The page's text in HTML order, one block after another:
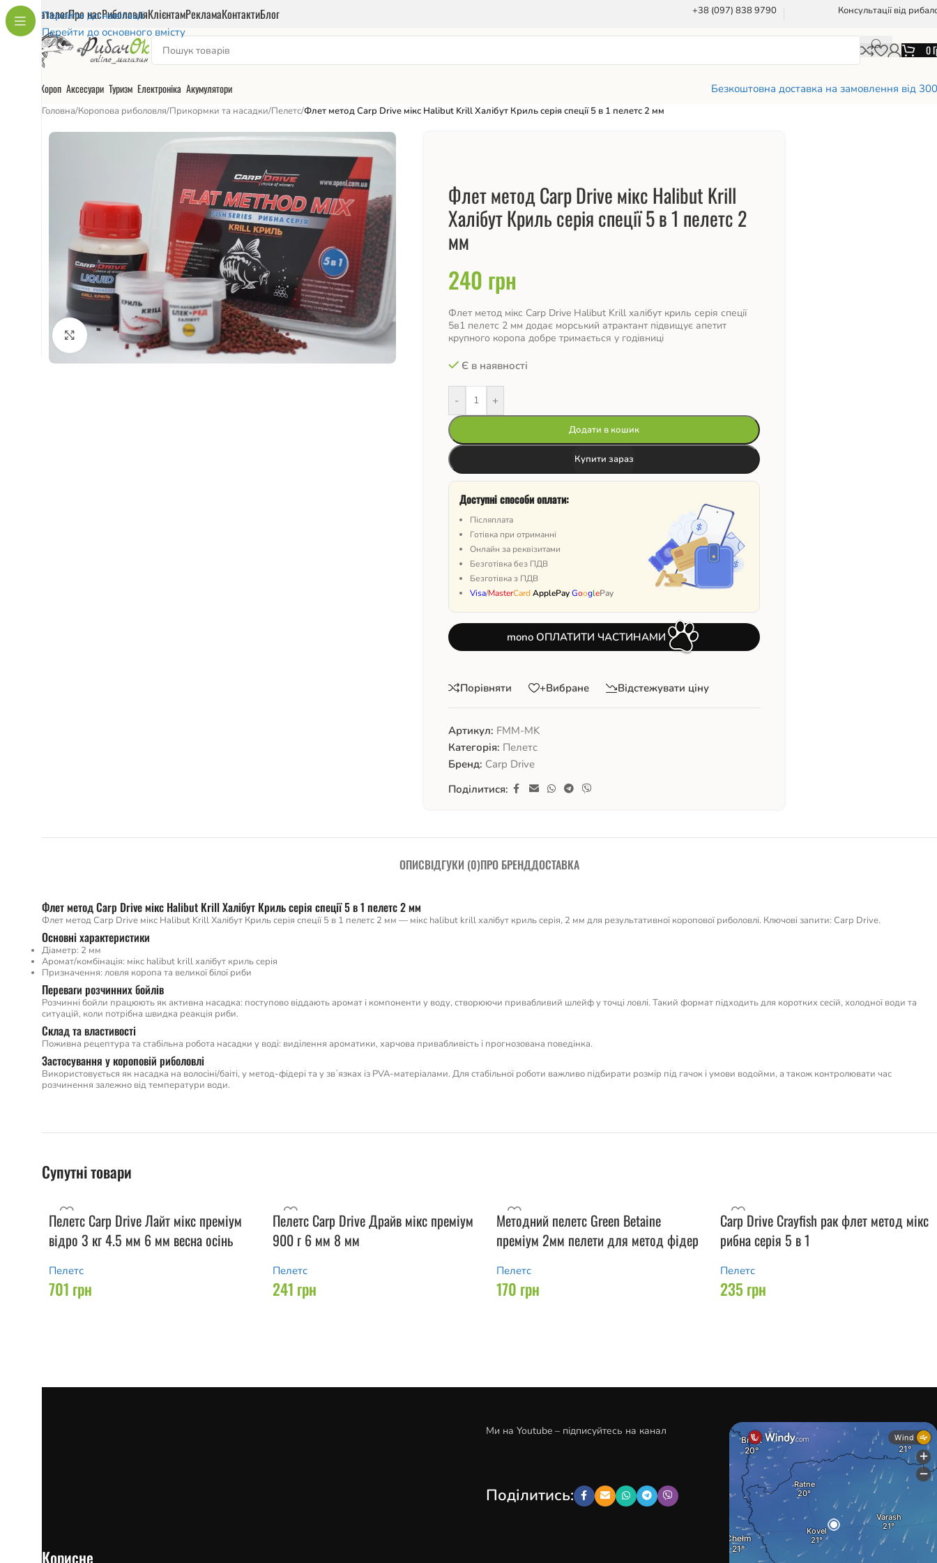
Перейти до навігації
Перейти до основного вмісту
КаталогПро насРиболовляКлієнтамРекламаКонтактиБлог +38 (097) 838 9790 Консультації від
0
Короп Аксесуари Туризм Електроніка Акумулятори Безкоштовна доставка на замовлення від
Головна/Коропова риболовля/Прикормки та насадки/Пелетс/Флет метод Carp Drive мікс Halibut Krill Халібут Криль серія спеції 5 в 1 пелетс 2 мм
Натисніть, щоб збільшити
Флет метод Carp Drive мікс Halibut Krill
Халібут Криль серія спеції 5 в 1 пелетс 2
мм
240 грн
Флет метод мікс Carp Drive Halibut Krill халібут криль серія спеції
5в1 пелетс 2 мм додає морський атрактант підвищує апетит
крупного коропа добре тримається у годівниці
Є в наявності
- +
Додати в кошик
Купити зараз
Доступні способи оплати:
Післяплата
Готівка при отриманні
Онлайн за реквізитами
Безготівка без ПДВ
Безготівка з ПДВ
Visa/MasterCard ApplePay GooglePay
mono ОПЛАТИТИ ЧАСТИНАМИ
Порівняти +Вибране Відстежувати ціну
Артикул: FMM-МK
Категорія: Пелетс
Бренд: Carp Drive
Поділитися:
ОПИСВІДГУКИ (0)ПРО БРЕНДДОСТАВКА
Флет метод Carp Drive мікс Halibut Krill Халібут Криль серія спеції 5 в 1 пелетс 2 мм
Флет метод Carp Drive мікс Halibut Krill Халібут Криль серія спеції 5 в 1 пелетс 2 мм — мікс halibut krill халібут криль серія, 2 мм для результативної коропової риболовлі. Ключові запити: Carp Drive.
Основні характеристики
Діаметр: 2 мм
Аромат/комбінація: мікс halibut krill халібут криль серія
Призначення: ловля коропа та великої білої риби
Переваги розчинних бойлів
Розчинні бойли працюють як активна насадка: поступово віддають аромат і компоненти у воду, створюючи привабливий шлейф у точці ловлі. Такий формат підходить для коротких сесій, холодної води та
ситуацій, коли потрібна швидка реакція риби.
Склад та властивості
Поживна рецептура та стабільна робота насадки у воді: виділення ароматики, харчова привабливість і прогнозована поведінка.
Застосування у короповій риболовлі
Використовується як насадка на волосіні/баіті, у метод-фідері та у звʼязках із PVA-матеріалами. Для стабільної роботи важливо підбирати розмір під гачок і умови водойми, а також контролювати час
розчинення залежно від температури води.
Супутні товари
Пелетс Carp Drive Лайт мікс преміум
відро 3 кг 4.5 мм 6 мм весна осінь
Пелетс
701 грн
Пелетс Carp Drive Драйв мікс преміум
900 г 6 мм 8 мм
Пелетс
241 грн
Методний пелетс Green Betaine
преміум 2мм пелети для метод фідер
Пелетс
170 грн
Carp Drive Crayfish рак флет метод мікс
рибна серія 5 в 1
Пелетс
235 грн
Ми на Youtube – підписуйтесь на канал
Поділитись:
Корисне